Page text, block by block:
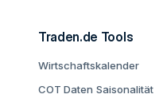
Traden.de Tools
Wirtschaftskalender
COT Daten Saisonalität